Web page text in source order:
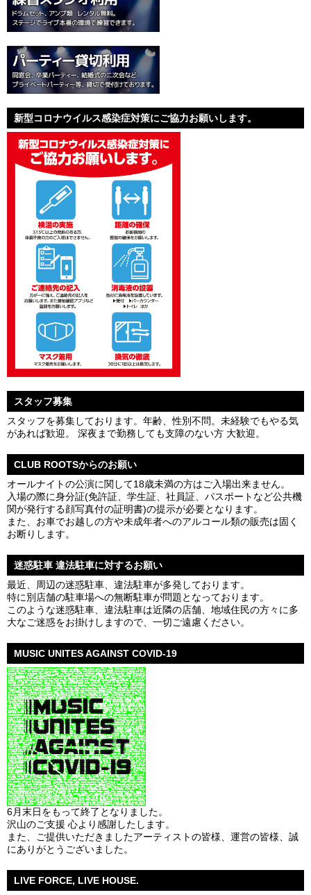
新型コロナウイルス感染症対策にご協力お願いします。
スタッフ募集
スタッフを募集しております。年齢、性別不問。未経験でもやる気
があれば歓迎。 深夜まで勤務しても支障のない方 大歓迎。
CLUB ROOTSからのお願い
オールナイトの公演に関して18歳未満の方はご入場出来ません。
入場の際に身分証(免許証、学生証、社員証、パスポートなど公共機
関が発行する顔写真付の証明書)の提示が必要となります。
また、お車でお越しの方や未成年者へのアルコール類の販売は固く
お断りします。
迷惑駐車 違法駐車に対するお願い
最近、周辺の迷惑駐車、違法駐車が多発しております。
特に別店舗の駐車場への無断駐車が問題となっております。
このような迷惑駐車、違法駐車は近隣の店舗、地域住民の方々に多
大なご迷惑をお掛けしますので、一切ご遠慮ください。
MUSIC UNITES AGAINST COVID-19
6月末日をもって終了となりました。
沢山のご支援 心より感謝したします。
また、ご提供いただきましたアーティストの皆様、運営の皆様、誠
にありがとうございました。
LIVE FORCE, LIVE HOUSE.